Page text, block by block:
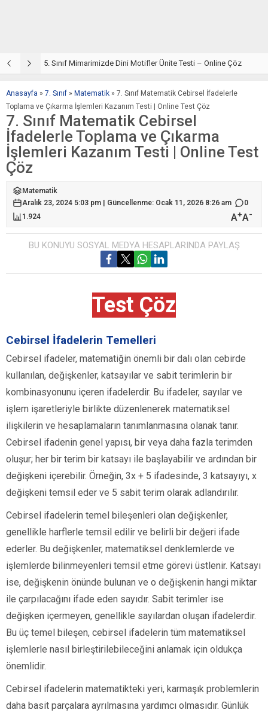
5. Sınıf Mimarimizde Dini Motifler Ünite Testi – Online Çöz
Anasayfa » 7. Sınıf » Matematik » 7. Sınıf Matematik Cebirsel İfadelerle
Toplama ve Çıkarma İşlemleri Kazanım Testi | Online Test Çöz
7. Sınıf Matematik Cebirsel
İfadelerle Toplama ve Çıkarma
İşlemleri Kazanım Testi | Online Test
Çöz
Matematik
Aralık 23, 2024 5:03 pm | Güncellenme: Ocak 11, 2026 8:26 am
0
1.924
A+A-
BU KONUYU SOSYAL MEDYA HESAPLARINDA PAYLAŞ
Test Çöz
Cebirsel İfadelerin Temelleri
Cebirsel ifadeler, matematiğin önemli bir dalı olan cebirde
kullanılan, değişkenler, katsayılar ve sabit terimlerin bir
kombinasyonunu içeren ifadelerdir. Bu ifadeler, sayılar ve
işlem işaretleriyle birlikte düzenlenerek matematiksel
ilişkilerin ve hesaplamaların tanımlanmasına olanak tanır.
Cebirsel ifadenin genel yapısı, bir veya daha fazla terimden
oluşur; her bir terim bir katsayı ile başlayabilir ve ardından bir
değişkeni içerebilir. Örneğin, 3x + 5 ifadesinde, 3 katsayıyı, x
değişkeni temsil eder ve 5 sabit terim olarak adlandırılır.
Cebirsel ifadelerin temel bileşenleri olan değişkenler,
genellikle harflerle temsil edilir ve belirli bir değeri ifade
ederler. Bu değişkenler, matematiksel denklemlerde ve
işlemlerde bilinmeyenleri temsil etme görevi üstlenir. Katsayı
ise, değişkenin önünde bulunan ve o değişkenin hangi miktar
ile çarpılacağını ifade eden sayıdır. Sabit terimler ise
değişken içermeyen, genellikle sayılardan oluşan ifadelerdir.
Bu üç temel bileşen, cebirsel ifadelerin tüm matematiksel
işlemlerle nasıl birleştirilebileceğini anlamak için oldukça
önemlidir.
Cebirsel ifadelerin matematikteki yeri, karmaşık problemlerin
daha basit parçalara ayrılmasına yardımcı olmasıdır. Günlük